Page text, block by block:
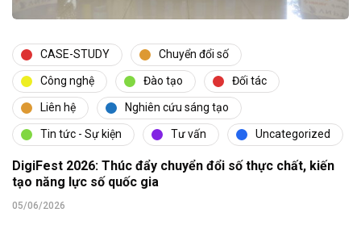
CASE-STUDY Chuyển đổi số
Công nghệ Đào tạo Đối tác
Liên hệ Nghiên cứu sáng tạo
Tin tức - Sự kiện Tư vấn Uncategorized
DigiFest 2026: Thúc đẩy chuyển đổi số thực chất, kiến
tạo năng lực số quốc gia
05/06/2026